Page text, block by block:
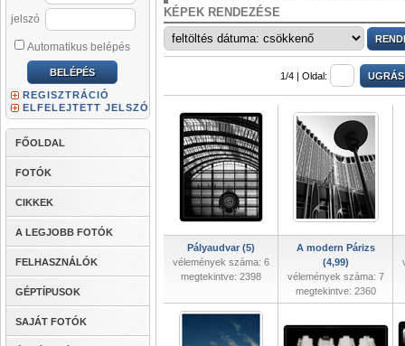
jelszó
Automatikus belépés
REGISZTRÁCIÓ
ELFELEJTETT JELSZÓ
FŐOLDAL
FOTÓK
CIKKEK
A LEGJOBB FOTÓK
FELHASZNÁLÓK
GÉPTÍPUSOK
SAJÁT FOTÓK
KÉPEK RENDEZÉSE
1/4 | Oldal:
Pályaudvar (5)
vélemények száma: 6
megtekintve: 2398
A modern Párizs
(4,99)
vélemények száma: 7
megtekintve: 2360